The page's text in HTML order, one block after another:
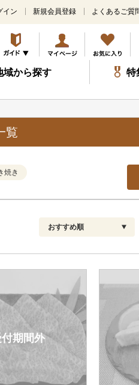
メ
ン
コ
ン
テ
ツ
ッ
イン 新規会員登録 よくあるご質
域から探す 特
覧
焼き
解除
解除
配送指定
お届け日
お届け時
発送さ
その他
さとふ
定期便
さとふ
対象
おすすめ順
新着順
レビュー件数順
レビュー評価順
寄付金額が高い順
寄付金額が低い順
付期間外